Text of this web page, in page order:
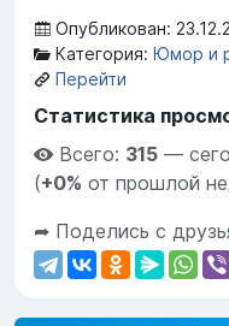
Опубликован:
Категория: Юмор и
Перейти
Статистика
Всего: 315 —
(+0% от прошлой
➦ Поделись с